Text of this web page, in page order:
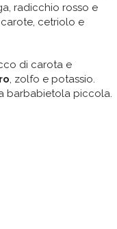
radicchio rosso e
cetriolo e
di carota e
, zolfo e potassio.
barbabietola piccola.